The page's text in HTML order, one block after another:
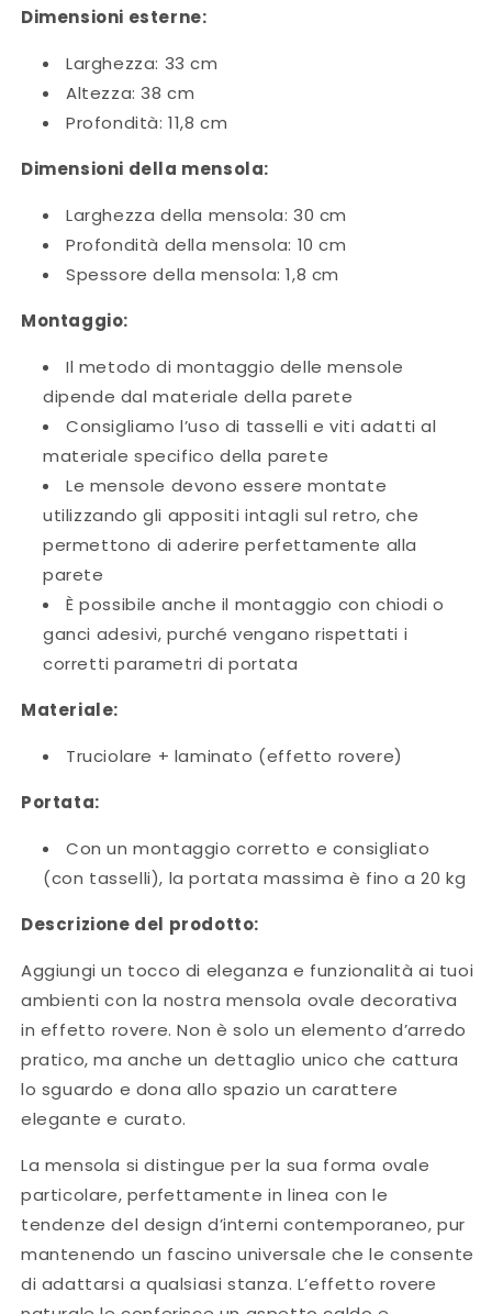
Dimensioni esterne:
Larghezza: 33 cm
Altezza: 38 cm
Profondità: 11,8 cm
Dimensioni della mensola:
Larghezza della mensola: 30 cm
Profondità della mensola: 10 cm
Spessore della mensola: 1,8 cm
Montaggio:
Il metodo di montaggio delle mensole
dipende dal materiale della parete
Consigliamo l’uso di tasselli e viti adatti al
materiale specifico della parete
Le mensole devono essere montate
utilizzando gli appositi intagli sul retro, che
permettono di aderire perfettamente alla
parete
È possibile anche il montaggio con chiodi o
ganci adesivi, purché vengano rispettati i
corretti parametri di portata
Materiale:
Truciolare + laminato (effetto rovere)
Portata:
Con un montaggio corretto e consigliato
(con tasselli), la portata massima è fino a 20 kg
Descrizione del prodotto:
Aggiungi un tocco di eleganza e funzionalità ai tuoi
ambienti con la nostra mensola ovale decorativa
in effetto rovere. Non è solo un elemento d’arredo
pratico, ma anche un dettaglio unico che cattura
lo sguardo e dona allo spazio un carattere
elegante e curato.
La mensola si distingue per la sua forma ovale
particolare, perfettamente in linea con le
tendenze del design d’interni contemporaneo, pur
mantenendo un fascino universale che le consente
di adattarsi a qualsiasi stanza. L’effetto rovere